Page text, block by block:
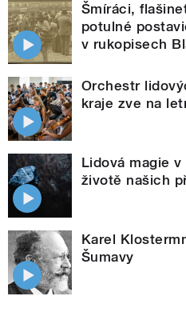
Šmíráci,
potulné
v rukopisech
Orchestr
kraje zve na
Lidová magie
životě našich
Karel
Šumavy